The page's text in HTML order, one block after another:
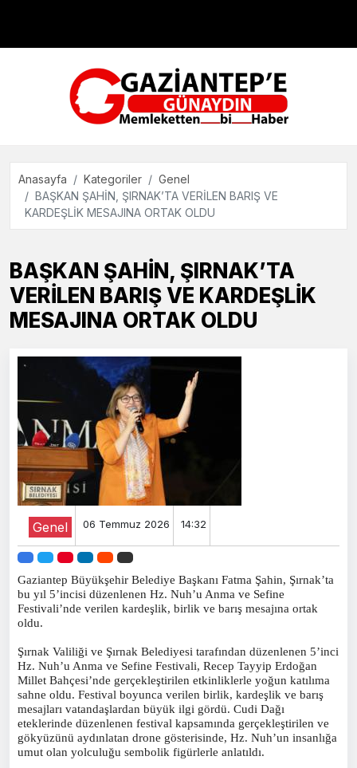
Teknoloji
Anasayfa Kategoriler
Genel
BAŞKAN ŞAHİN, ŞIRNAK’TA VERİLEN BARIŞ VE
KARDEŞLİK MESAJINA ORTAK OLDU
BAŞKAN ŞAHİN, ŞIRNAK’TA
VERİLEN BARIŞ VE KARDEŞLİK
MESAJINA ORTAK OLDU
Genel 06 Temmuz 2026 14:32
Gaziantep Büyükşehir Belediye Başkanı Fatma Şahin, Şırnak’ta
bu yıl 5’incisi düzenlenen Hz. Nuh’u Anma ve Sefine
Festivali’nde verilen kardeşlik, birlik ve barış mesajına ortak
oldu.
Şırnak Valiliği ve Şırnak Belediyesi tarafından düzenlenen 5’inci
Hz. Nuh’u Anma ve Sefine Festivali, Recep Tayyip Erdoğan
Millet Bahçesi’nde gerçekleştirilen etkinliklerle yoğun katılıma
sahne oldu. Festival boyunca verilen birlik, kardeşlik ve barış
mesajları vatandaşlardan büyük ilgi gördü. Cudi Dağı
eteklerinde düzenlenen festival kapsamında gerçekleştirilen ve
gökyüzünü aydınlatan drone gösterisinde, Hz. Nuh’un insanlığa
umut olan yolculuğu sembolik figürlerle anlatıldı.